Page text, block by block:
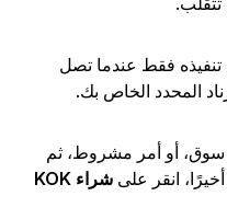
فقط عندما تصل
الخاص بك.
أو أمر مشروط، ثم
شراء KOK